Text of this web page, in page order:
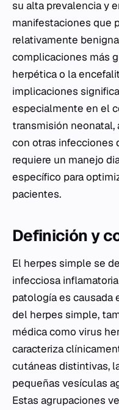
su alta prevalencia y
manifestaciones que
relativamente
complicaciones más
herpética o la
implicaciones
especialmente en el
transmisión neonatal,
con otras infecciones
requiere un manejo
específico para
pacientes.
Definición y
El herpes simple se
infecciosa
patología es causada
del herpes simple,
médica como virus
caracteriza
cutáneas distintivas,
pequeñas vesículas
Estas agrupaciones